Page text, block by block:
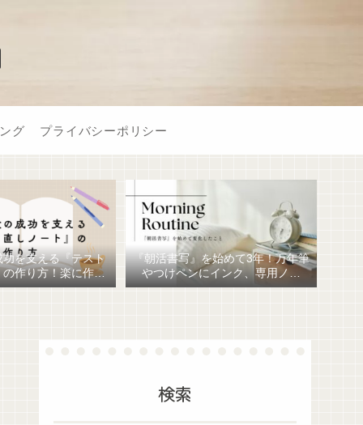
グ プライバシーポリシー
を支える『テスト
作り方！楽に作る
すすめ文房具6選！
『朝活書写』を始めて3年！万年筆
やつけペンにインク、専用ノー
ト、毎日が充実しています。
検索